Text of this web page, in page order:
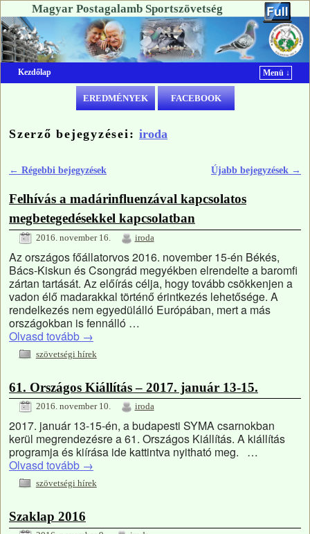
Magyar Postagalamb Sportszövetség
Kezdőlap Menü ↓
Ugrás a főtartalomra
Ugrás a másodlagos tartalomra
EREDMÉNYEK FACEBOOK
Szerző bejegyzései:iroda
Bejegyzés navigáció
← Régebbi bejegyzések Újabb bejegyzések →
Felhívás a madárinfluenzával kapcsolatos
megbetegedésekkel kapcsolatban
2016. november 16. iroda
Az országos főállatorvos 2016. november 15-én Békés,
Bács-Kiskun és Csongrád megyékben elrendelte a baromfi
zártan tartását. Az előírás célja, hogy tovább csökkenjen a
vadon élő madarakkal történő érintkezés lehetősége. A
rendelkezés nem egyedülálló Európában, mert a más
országokban is fennálló …
Olvasd tovább →
szövetségi hírek
61. Országos Kiállítás – 2017. január 13-15.
2016. november 10. iroda
2017. január 13-15-én, a budapesti SYMA csarnokban
kerül megrendezésre a 61. Országos Kiállítás. A kiállítás
programja és kiírása ide kattintva nyitható meg. …
Olvasd tovább →
szövetségi hírek
Szaklap 2016